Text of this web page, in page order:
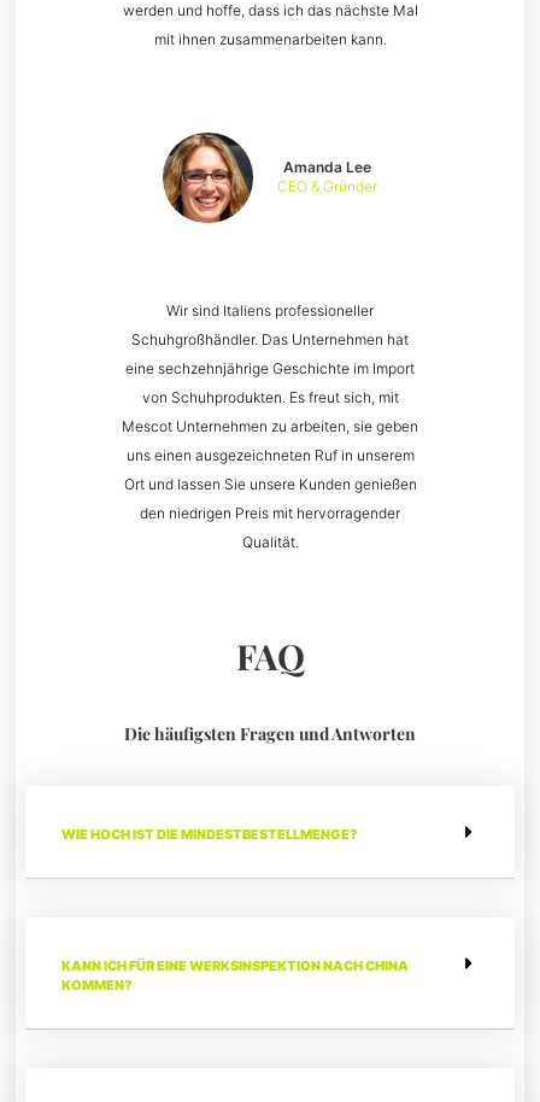
Wir sind Italiens professioneller
Schuhgroßhändler. Das Unternehmen hat
eine sechzehnjährige Geschichte im Import
von Schuhprodukten. Es freut sich, mit
Mescot Unternehmen zu arbeiten, sie geben
uns einen ausgezeichneten Ruf in unserem
Ort und lassen Sie unsere Kunden genießen
den niedrigen Preis mit hervorragender
Qualität.
Amanda Lee
CEO & Gründer
werden und hoffe, dass ich das nächste Mal
mit ihnen zusammenarbeiten kann.
FAQ
Die häufigsten Fragen und Antworten
WIE HOCH IST DIE MINDESTBESTELLMENGE?
KANN ICH FÜR EINE WERKSINSPEKTION NACH CHINA
KOMMEN?